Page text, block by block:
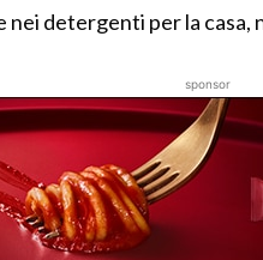
nei detergenti per la casa,
sponsor